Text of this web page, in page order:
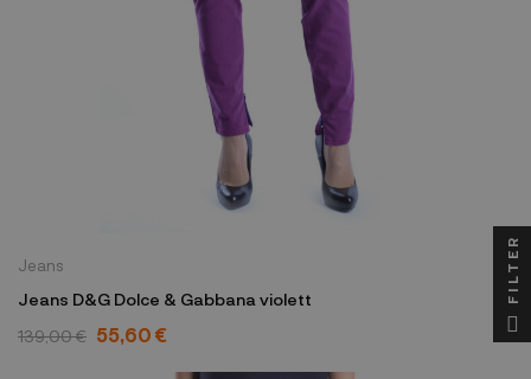
Jeans
Jeans D&G Dolce & Gabbana violett
139,00 € 55,60 €
FILTER